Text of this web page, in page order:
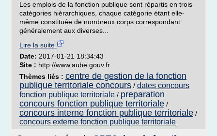
Les emplois de la fonction publique sont répartis en trois
catégories hiérarchiques, chaque catégorie étant elle-
même constituée de nombreux corps correspondant
généralement aux diverses...
Lire la suite
Date: 2017-01-21 18:34:43
Site : http://www.aube.gouv.fr
Thèmes liés : centre de gestion de la fonction
publique territoriale concours / dates concours
fonction publique territoriale / preparation
concours fonction publique territoriale /
concours interne fonction publique territoriale /
concours externe fonction publique territoriale